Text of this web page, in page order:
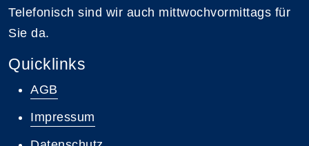
Telefonisch sind wir auch mittwochvormittags für
Sie da.
Quicklinks
AGB
Impressum